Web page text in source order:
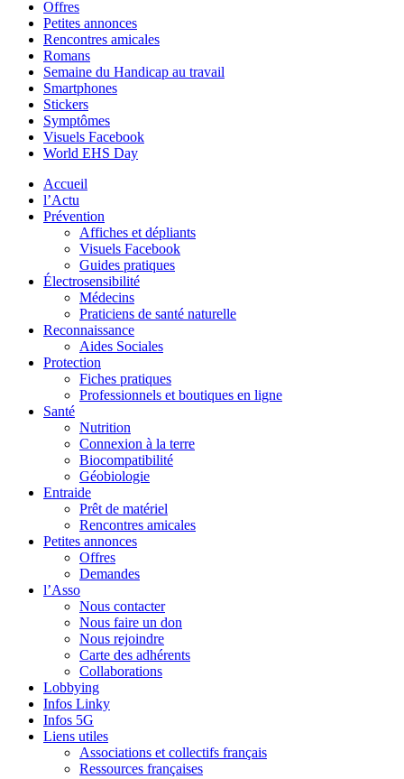
Offres
Petites annonces
Rencontres amicales
Romans
Semaine du Handicap au travail
Smartphones
Stickers
Symptômes
Visuels Facebook
World EHS Day
Accueil
l’Actu
Prévention
Affiches et dépliants
Visuels Facebook
Guides pratiques
Électrosensibilité
Médecins
Praticiens de santé naturelle
Reconnaissance
Aides Sociales
Protection
Fiches pratiques
Professionnels et boutiques en ligne
Santé
Nutrition
Connexion à la terre
Biocompatibilité
Géobiologie
Entraide
Prêt de matériel
Rencontres amicales
Petites annonces
Offres
Demandes
l’Asso
Nous contacter
Nous faire un don
Nous rejoindre
Carte des adhérents
Collaborations
Lobbying
Infos Linky
Infos 5G
Liens utiles
Associations et collectifs français
Ressources françaises